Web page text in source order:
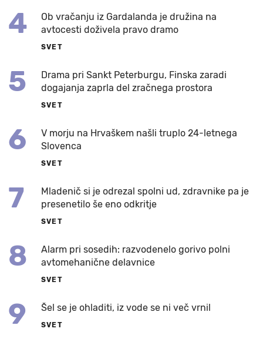
4
Ob vračanju iz Gardalanda je družina na
avtocesti doživela pravo dramo
SVET
5
Drama pri Sankt Peterburgu, Finska zaradi
dogajanja zaprla del zračnega prostora
SVET
6
V morju na Hrvaškem našli truplo 24-letnega
Slovenca
SVET
7
Mladenič si je odrezal spolni ud, zdravnike pa je
presenetilo še eno odkritje
SVET
8
Alarm pri sosedih: razvodenelo gorivo polni
avtomehanične delavnice
SVET
9 Šel se je ohladiti, iz vode se ni več vrnil
SVET